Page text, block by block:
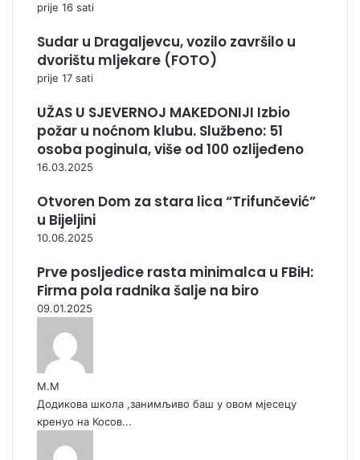
prije 16 sati
Sudar u Dragaljevcu, vozilo završilo u
dvorištu mljekare (FOTO)
prije 17 sati
UŽAS U SJEVERNOJ MAKEDONIJI Izbio
požar u noćnom klubu. Službeno: 51
osoba poginula, više od 100 ozlijeđeno
16.03.2025
Otvoren Dom za stara lica “Trifunčević”
u Bijeljini
10.06.2025
Prve posljedice rasta minimalca u FBiH:
Firma pola radnika šalje na biro
09.01.2025
М.М
Додикова школа ,занимљиво баш у овом мјесецу
кренуо на Косов...